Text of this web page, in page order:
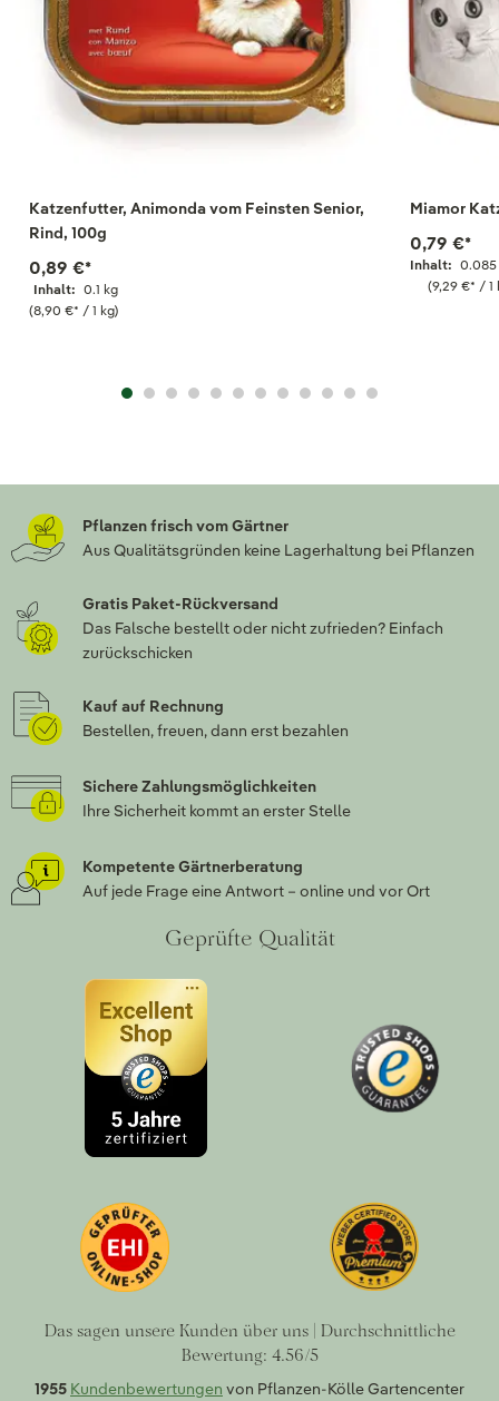
Katzenfutter, Animonda vom Feinsten Senior,
Rind, 100g
Inhalt: 0.1 kg
(8,90 €* / 1 kg)
0,89 €*
Miamor
Inhalt: 0.085
(9,29 €* / 1
0,79 €*
Pflanzen frisch vom Gärtner
Aus Qualitätsgründen keine Lagerhaltung bei Pflanzen
Gratis Paket-Rückversand
Das Falsche bestellt oder nicht zufrieden? Einfach
zurückschicken
Kauf auf Rechnung
Bestellen, freuen, dann erst bezahlen
Sichere Zahlungsmöglichkeiten
Ihre Sicherheit kommt an erster Stelle
Kompetente Gärtnerberatung
Auf jede Frage eine Antwort – online und vor Ort
Geprüfte Qualität
Das sagen unsere Kunden über uns | Durchschnittliche
Bewertung: 4.56/5
1955 Kundenbewertungen von Pflanzen-Kölle Gartencenter